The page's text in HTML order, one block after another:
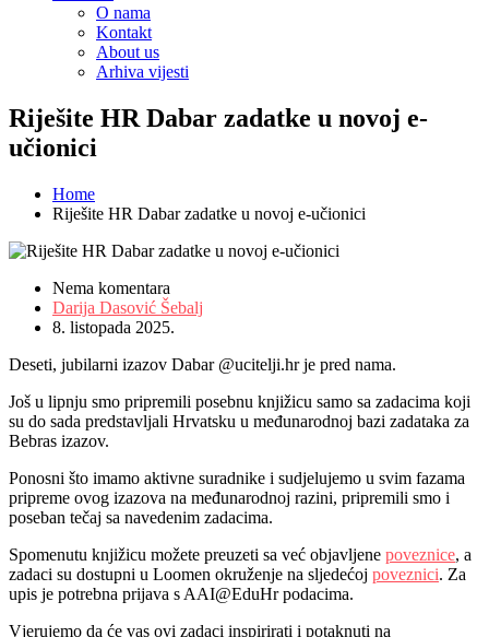
O nama
Kontakt
About us
Arhiva vijesti
Riješite HR Dabar zadatke u novoj e-
učionici
Home
Riješite HR Dabar zadatke u novoj e-učionici
Nema komentara
Darija Dasović Šebalj
8. listopada 2025.
Deseti, jubilarni izazov Dabar @ucitelji.hr je pred nama.
Još u lipnju smo pripremili posebnu knjižicu samo sa zadacima koji
su do sada predstavljali Hrvatsku u međunarodnoj bazi zadataka za
Bebras izazov.
Ponosni što imamo aktivne suradnike i sudjelujemo u svim fazama
pripreme ovog izazova na međunarodnoj razini, pripremili smo i
poseban tečaj sa navedenim zadacima.
Spomenutu knjižicu možete preuzeti sa već objavljene poveznice, a
zadaci su dostupni u Loomen okruženje na sljedećoj poveznici. Za
upis je potrebna prijava s AAI@EduHr podacima.
Vjerujemo da će vas ovi zadaci inspirirati i potaknuti na